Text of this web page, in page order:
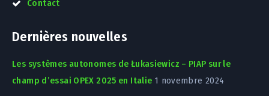
Contact
Dernières nouvelles
Les systèmes autonomes de Łukasiewicz – PIAP sur le
champ d’essai OPEX 2025 en Italie 1 novembre 2024